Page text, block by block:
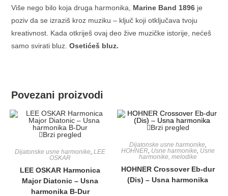
Više nego bilo koja druga harmonika, Marine Band 1896 je
poziv da se izraziš kroz muziku – ključ koji otključava tvoju
kreativnost. Kada otkriješ ovaj deo žive muzičke istorije, nećeš
samo svirati bluz.Osetićeš bluz.
Povezani proizvodi
Brzi pregled
Dijatonske usne harmonike ,LEE
OSKAR
LEE OSKAR Harmonica
Major Diatonic – Usna
harmonika B-Dur
Brzi pregled
Dijatonske usne harmonike
HOHNER, Usne harmonike Usne
harmonike, melodike
HOHNER Crossover Eb-dur
(Dis) – Usna harmonika